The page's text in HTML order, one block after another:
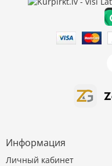
Информация
Личный кабинет